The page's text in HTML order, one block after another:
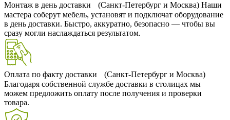
Монтаж в день доставки (Санкт-Петербург и Москва) Наши
мастера соберут мебель, установят и подключат оборудование
в день доставки. Быстро, аккуратно, безопасно — чтобы вы
сразу могли наслаждаться результатом.
Оплата по факту доставки (Санкт-Петербург и Москва)
Благодаря собственной службе доставки в столицах мы
можем предложить оплату после получения и проверки
товара.